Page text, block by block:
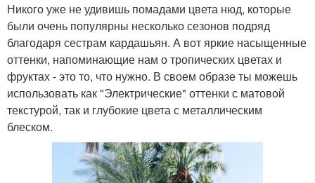
Никого уже не удивишь помадами цвета нюд, которые
были очень популярны несколько сезонов подряд
благодаря сестрам кардашьян. А вот яркие насыщенные
оттенки, напоминающие нам о тропических цветах и
фруктах - это то, что нужно. В своем образе ты можешь
использовать как "Электрические" оттенки с матовой
текстурой, так и глубокие цвета с металлическим
блеском.